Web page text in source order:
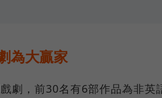
為大贏家
劇，前30名有6部作品為非英